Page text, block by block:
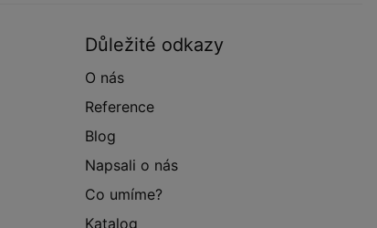
Důležité odkazy
O nás
Reference
Blog
Napsali o nás
Co umíme?
Katalog